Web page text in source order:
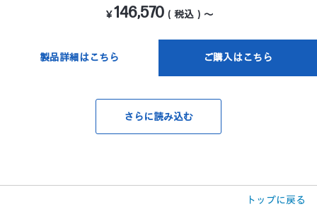
￥146,570（税込）～
製品詳細はこちら ご購入はこちら
さらに読み込む
トップに戻る